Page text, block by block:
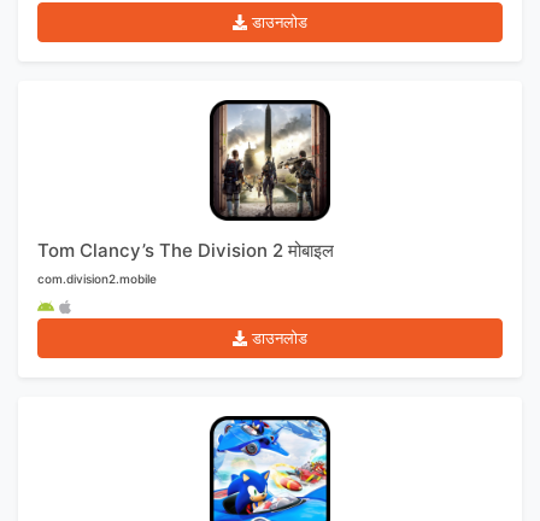
डाउनलोड
Tom Clancy’s The Division 2 मोबाइल
com.division2.mobile
डाउनलोड